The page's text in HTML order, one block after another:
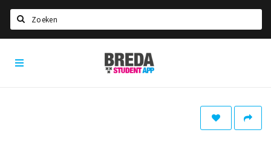
HOME
Breda
Student